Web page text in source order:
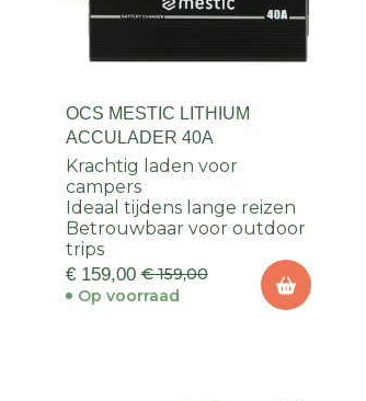
OCS MESTIC LITHIUM
ACCULADER 40A
Krachtig laden voor
campers
Ideaal tijdens lange reizen
Betrouwbaar voor outdoor
trips
€ 159,00 € 159,00
Op voorraad